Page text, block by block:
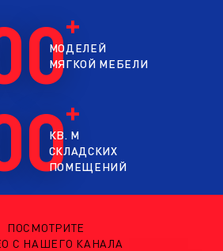
МОДЕЛЕЙ
МЯГКОЙ МЕБЕЛИ
КВ. М
СКЛАДСКИХ
ПОМЕЩЕНИЙ
ПОСМОТРИТЕ
С НАШЕГО КАНАЛА